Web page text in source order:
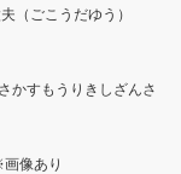
（ごこうだゆう）
かすもうりきしざんさ
像あり